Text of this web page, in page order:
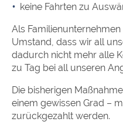
keine Fahrten zu
Als
Umstand, dass wir all
dadurch nicht mehr alle
zu Tag bei all unseren
Die bisherigen
einem gewissen Grad –
zurückgezahlt werden.